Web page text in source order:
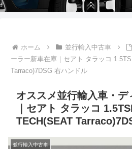
ホーム 並行輸入中古車
ーラー新車在庫｜セアト タラッコ
Tarraco)7DSG 右ハンドル
オススメ並行輸入車・デ
｜セアト タラッコ
TECH(SEAT
並行輸入中古車